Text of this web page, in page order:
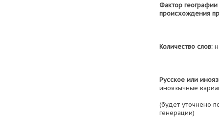
Фактор географии
происхождения
Количество слов:
Русское или
иноязычные
(будет уточнено
генерации)